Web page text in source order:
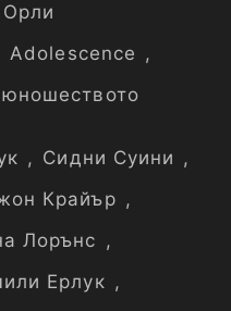
Adolescence ,
юношеството
, Сидни Суини ,
Крайър ,
Лорънс ,
Ерлук ,